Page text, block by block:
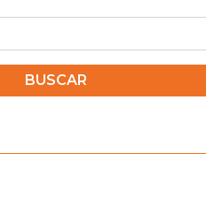
BUSCAR